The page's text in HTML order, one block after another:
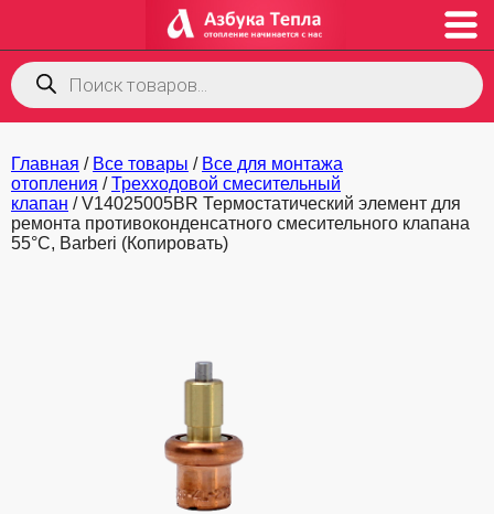
Поиск
товаров
Главная / Все товары / Все для монтажа
отопления /Трехходовой смесительный
клапан / V14025005BR Термостатический элемент для
ремонта противоконденсатного смесительного клапана
55°C, Barberi (Копировать)